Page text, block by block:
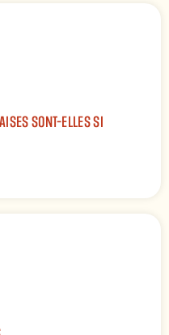
SONT-ELLES SI